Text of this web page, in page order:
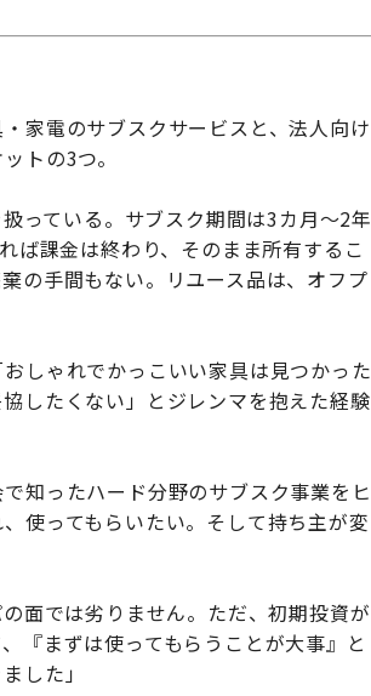
家電のサブスクサービスと、法人向け
トの3つ。
っている。サブスク期間は3カ月〜2年
ば課金は終わり、そのまま所有するこ
の手間もない。リユース品は、オフプ
しゃれでかっこいい家具は見つかった
したくない」とジレンマを抱えた経験
知ったハード分野のサブスク事業をヒ
使ってもらいたい。そして持ち主が変
面では劣りません。ただ、初期投資が
『まずは使ってもらうことが大事』と
した」